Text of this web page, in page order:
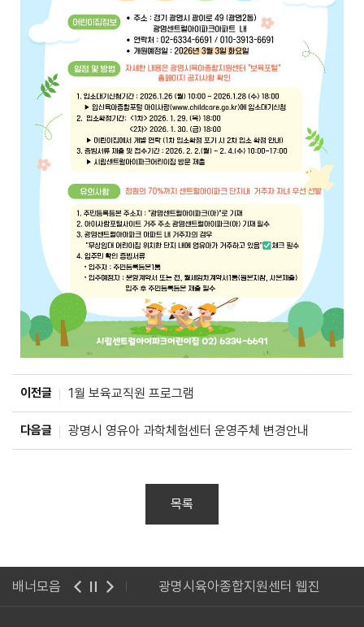
이전글 1월 보육교직원 프로그램
다음글 광명시 영유아 과학체험센터 운영주체 변경안내
목록
배너모음
이버 연수원 광명시육아종합지원센터 웹진